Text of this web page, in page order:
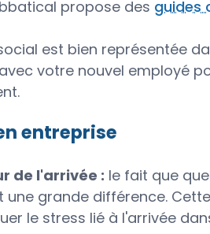
propose des guides
est bien représentée
votre nouvel employé
entreprise
de l'arrivée : le fait que
grande différence.
le stress lié à l'arrivée